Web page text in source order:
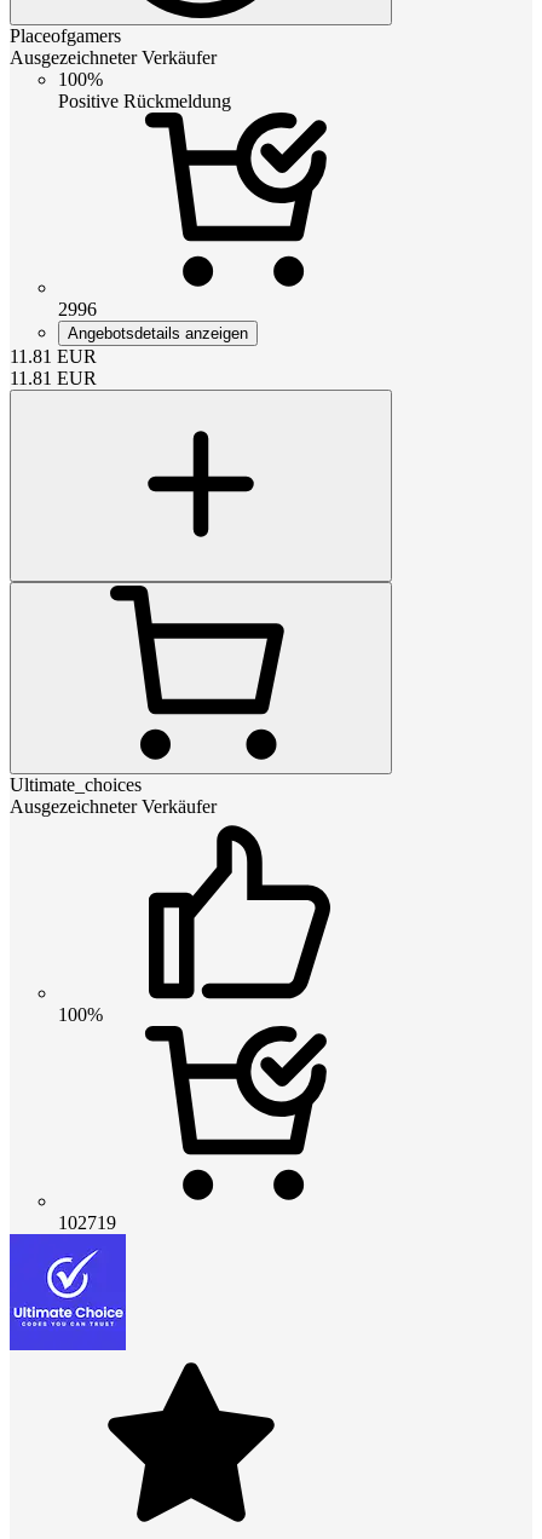
Placeofgamers
Ausgezeichneter Verkäufer
100%
Positive Rückmeldung
2996
Angebotsdetails anzeigen
11.81 EUR
11.81 EUR
Ultimate_choices
Ausgezeichneter Verkäufer
100%
102719